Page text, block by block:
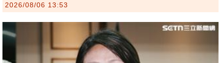
2026/08/06 13:53